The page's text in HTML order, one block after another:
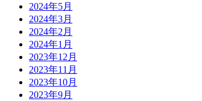
2024年5月
2024年3月
2024年2月
2024年1月
2023年12月
2023年11月
2023年10月
2023年9月